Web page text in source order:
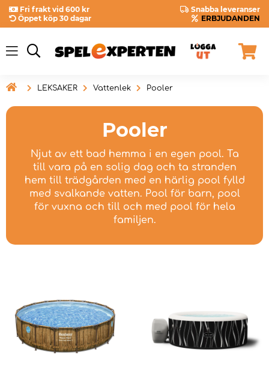
Fri frakt vid 600 kr
Snabba leveranser
Öppet köp 30 dagar
ERBJUDANDEN
 LEKSAKER Vattenlek Pooler
Pooler
Njut av ett bad hemma i en egen pool. Ta
till vara på en solig dag och ta stranden
hem till trädgården med en härlig pool fylld
med svalkande vatten. Pool för barn, pool
för vuxna och till och med pool för hela
familjen.